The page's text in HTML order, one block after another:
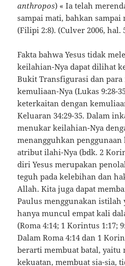
anthropos) « Ia telah
sampai mati, bahkan sampai
(Filipi 2:8). (Culver 2006, hal.
Fakta bahwa Yesus tidak
keilahian-Nya dapat dilihat
Bukit Transfigurasi dan
kemuliaan-Nya (Lukas 9:28-
keterkaitan dengan
Keluaran 34:29-35. Dalam
menukar keilahian-Nya
menangguhkan penggunaan
atribut ilahi-Nya (bdk. 2
diri Yesus merupakan
teguh pada kelebihan dan
Allah. Kita juga dapat
Paulus menggunakan istilah
hanya muncul empat kali
(Roma 4:14; 1 Korintus 1:17;
Dalam Roma 4:14 dan 1
berarti membuat batal, yaitu
kekuatan, membuat sia-sia,